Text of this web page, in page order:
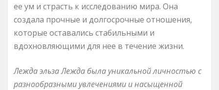
ее ум и страсть к исследованию мира. Она
создала прочные и долгосрочные отношения,
которые оставались стабильными и
вдохновляющими для нее в течение жизни.
Лежда эльза Лежда была уникальной личностью с
разнообразными увлечениями и насыщенной